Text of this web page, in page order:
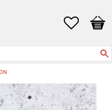
Favoriter